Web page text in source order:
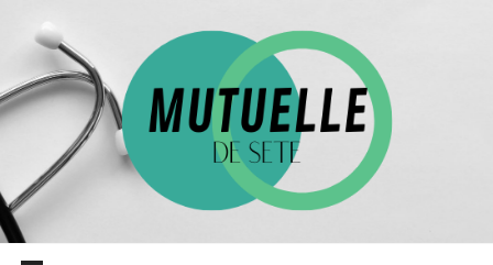
s
e
u
c Mutuelledesete
Toute l actu de votre mutuelle